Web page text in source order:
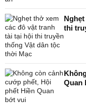
thi
Quan